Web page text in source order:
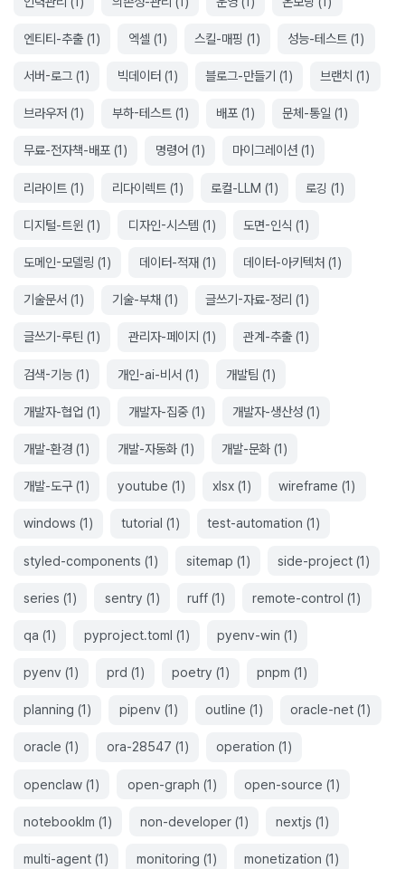
엔티티-추출(1) 엑셀 (1) 스킬-매핑 (1) 성능-테스트 (1)
서버-로그 (1) 빅데이터(1) 블로그-만들기 (1) 브랜치 (1)
브라우저 (1) 부하-테스트 (1) 배포(1) 문체-통일 (1)
무료-전자책-배포 (1 ) 명령어 (1 ) 마이그레이션(1 )
리라이트 (1) 리다이렉트 (1) 로컬-LLM (1) 로깅 (1)
디지털-트윈 (1) 디자인-시스템 (1) 도면-인식 (1)
도메인-모델링 (1) 데이터-적재(1) 데이터-아키텍처(1)
기술문서 (1) 기술-부채(1) 글쓰기-자료-정리 (1)
글쓰기-루틴 (1) 관리자-페이지 (1) 관계-추출(1)
검색-기능 (1) 개인-ai-비서(1) 개발팀 (1)
개발자-협업 (1) 개발자-집중(1) 개발자-생산성(1)
개발-환경 (1) 개발-자동화(1) 개발-문화(1)
개발-도구 (1) youtube (1) xlsx(1) wireframe (1)
windows (1) tutorial (1) test-automation (1)
styled-components (1) sitemap (1) side-project(1)
series (1) sentry (1) ruff(1) remote-control (1)
qa (1) pyproject.toml (1) pyenv-win (1)
pyenv (1) prd (1) poetry (1) pnpm (1)
planning (1) pipenv (1) outline (1) oracle-net (1)
oracle (1 ) ora-28547 (1 ) operation (1 )
openclaw (1) open-graph (1) open-source (1)
notebooklm (1) non-developer(1) nextjs (1)
multi-agent (1) monitoring (1) monetization (1)